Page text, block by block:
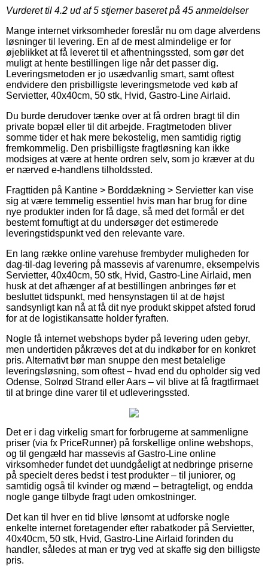
Vurderet til 4.2 ud af 5 stjerner baseret på 45 anmeldelser
Mange internet virksomheder foreslår nu om dage alverdens
løsninger til levering. En af de mest almindelige er for
øjeblikket at få leveret til et afhentningssted, som gør det
muligt at hente bestillingen lige når det passer dig.
Leveringsmetoden er jo usædvanlig smart, samt oftest
endvidere den prisbilligste leveringsmetode ved køb af
Servietter, 40x40cm, 50 stk, Hvid, Gastro-Line Airlaid.
Du burde derudover tænke over at få ordren bragt til din
private bopæl eller til dit arbejde. Fragtmetoden bliver
somme tider et hak mere bekostelig, men samtidig rigtig
fremkommelig. Den prisbilligste fragtløsning kan ikke
modsiges at være at hente ordren selv, som jo kræver at du
er nærved e-handlens tilholdssted.
Fragttiden på Kantine > Borddækning > Servietter kan vise
sig at være temmelig essentiel hvis man har brug for dine
nye produkter inden for få dage, så med det formål er det
bestemt fornuftigt at du undersøger det estimerede
leveringstidspunkt ved den relevante vare.
En lang række online varehuse frembyder muligheden for
dag-til-dag levering på massevis af varenumre, eksempelvis
Servietter, 40x40cm, 50 stk, Hvid, Gastro-Line Airlaid, men
husk at det afhænger af at bestillingen anbringes før et
besluttet tidspunkt, med hensynstagen til at de højst
sandsynligt kan nå at få dit nye produkt skippet afsted forud
for at de logistikansatte holder fyraften.
Nogle få internet webshops byder på levering uden gebyr,
men undertiden påkræves det at du indkøber for en konkret
pris. Alternativt bør man snuppe den mest betalelige
leveringsløsning, som oftest – hvad end du opholder sig ved
Odense, Solrød Strand eller Aars – vil blive at få fragtfirmaet
til at bringe dine varer til et udleveringssted.
Det er i dag virkelig smart for forbrugerne at sammenligne
priser (via fx PriceRunner) på forskellige online webshops,
og til gengæld har massevis af Gastro-Line online
virksomheder fundet det uundgåeligt at nedbringe priserne
på specielt deres bedst i test produkter – til juniorer, og
samtidig også til kvinder og mænd – betragteligt, og endda
nogle gange tilbyde fragt uden omkostninger.
Det kan til hver en tid blive lønsomt at udforske nogle
enkelte internet foretagender efter rabatkoder på Servietter,
40x40cm, 50 stk, Hvid, Gastro-Line Airlaid forinden du
handler, således at man er tryg ved at skaffe sig den billigste
pris.